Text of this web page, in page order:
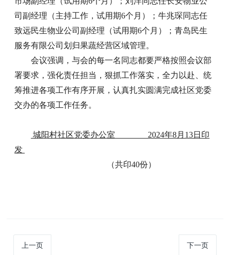
司副经理（主持工作，试用期6个月）；牛兆琛同志任
致远民生物业公司副经理（试用期6个月）；青岛民生
服务有限公司划归果蔬经营区域管理。
会议强调，与会的每一名同志都要严格按照会议部
署要求，强化责任担当，狠抓工作落实，全力以赴、统
筹推进各项工作有序开展，认真扎实圆满完成社区党委
交办的各项工作任务。
城阳村社区党委办公室 2024年8月13日印
发
（共印40份）
上一页 下一页